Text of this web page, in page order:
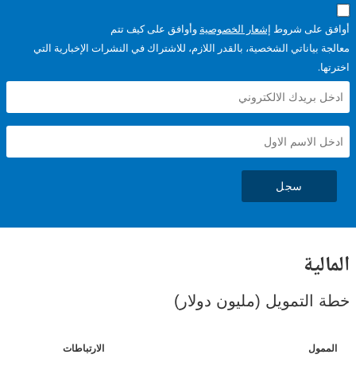
شروطإشعار الخصوصيةوأوافق على كيف تتم
الشخصية، بالقدر اللازم، للاشتراك في النشرات الإخبارية التي
(مليون دولار)
الارتباطات